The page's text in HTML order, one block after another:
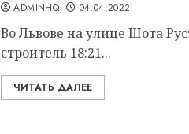
ADMINHQ 04.04.2022
Во Львове на улице Шота
строитель 18:21...
ЧИТАТЬ ДАЛЕЕ